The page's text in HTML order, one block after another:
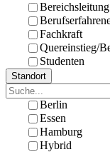
Bereichsleitung
Fachkraft
Quereinstieg/
Studenten
Standort
Berlin
Essen
Hamburg
Hybrid